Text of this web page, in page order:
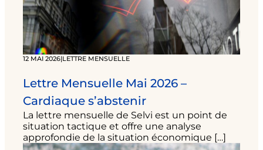
12 MAI 2026|LETTRE MENSUELLE
Lettre Mensuelle Mai 2026 –
Cardiaque s’abstenir
La lettre mensuelle de Selvi est un point de
situation tactique et offre une analyse
approfondie de la situation économique […]